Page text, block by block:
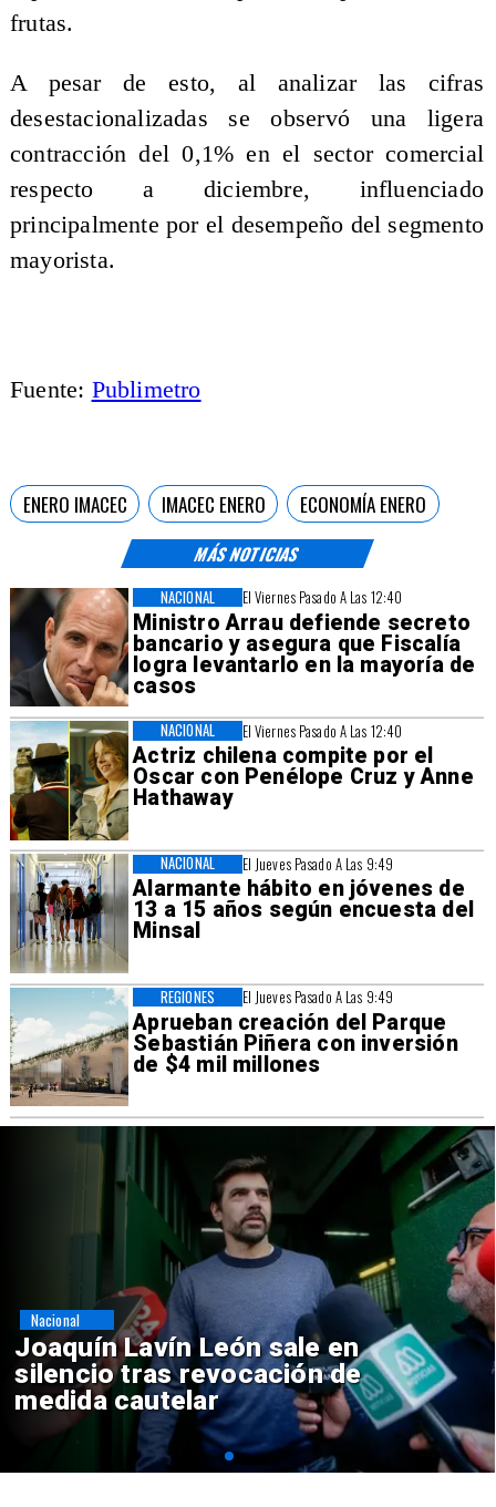
MÁS NOTICIAS
El Viernes Pasado A Las 12:40
Ministro Arrau defiende secreto
bancario y asegura que Fiscalía
logra levantarlo en la mayoría de
casos
NACIONAL
El Viernes Pasado A Las 12:40
Actriz chilena compite por el
Oscar con Penélope Cruz y Anne
Hathaway
NACIONAL
El Jueves Pasado A Las 9:49
Alarmante hábito en jóvenes de
13 a 15 años según encuesta del
Minsal
NACIONAL
El Jueves Pasado A Las 9:49
Aprueban creación del Parque
Sebastián Piñera con inversión
de $4 mil millones
REGIONES
frutas.
A pesar de esto, al analizar las cifras
desestacionalizadas se observó una ligera
contracción del 0,1% en el sector comercial
respecto a diciembre, influenciado
principalmente por el desempeño del segmento
mayorista.
Fuente: Publimetro
ENERO IMACEC IMACEC ENERO ECONOMÍA ENERO
Chile y Venezuela formalizan
reinicio de relaciones
consulares
Nacional